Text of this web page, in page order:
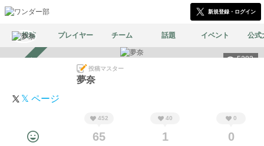
新規登録・ログイン
投稿 プレイヤー チーム 話題 イベント 公式
5283
投稿マスター
夢奈
𝕏 ページ
452
65
40
1
0
0